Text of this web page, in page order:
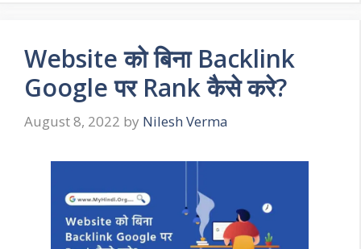
Website को बिना Backlink
Google पर Rank कैसे करे?
August 8, 2022 by Nilesh Verma